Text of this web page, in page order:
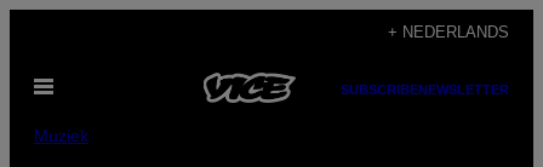
de
inhoud
+ NEDERLANDS
Open
SUBSCRIBENEWSLETTER
Muziek